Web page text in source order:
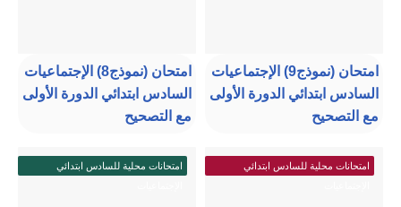
امتحان (نموذج9) الإجتماعيات
السادس ابتدائي الدورة الأولى
مع التصحيح
امتحان (نموذج8) الإجتماعيات
السادس ابتدائي الدورة الأولى
مع التصحيح
امتحانات محلية للسادس ابتدائي
امتحانات محلية للسادس ابتدائي